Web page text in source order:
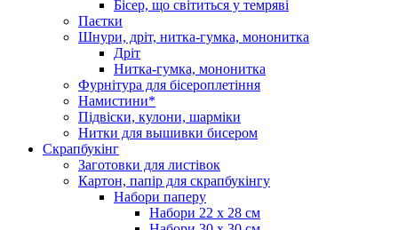
Бісер, що світиться у темряві
Паєтки
Шнури, дріт, нитка-гумка, мононитка
Дріт
Нитка-гумка, мононитка
Фурнітура для бісероплетіння
Намистини*
Підвіски, кулони, шарміки
Нитки для вышивки бисером
Скрапбукінг
Заготовки для листівок
Картон, папір для скрапбукінгу
Набори паперу
Набори 22 х 28 см